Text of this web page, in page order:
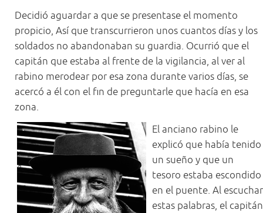
Decidió aguardar a que se presentase el momento
propicio, Así que transcurrieron unos cuantos días y los
soldados no abandonaban su guardia. Ocurrió que el
capitán que estaba al frente de la vigilancia, al ver al
rabino merodear por esa zona durante varios días, se
acercó a él con el fin de preguntarle que hacía en esa
zona.
El anciano rabino le
explicó que había tenido
un sueño y que un
tesoro estaba escondido
en el puente. Al escuchar
estas palabras, el capitán